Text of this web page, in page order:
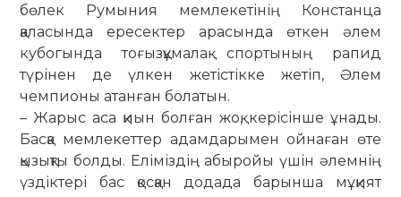
бөлек Румыния мемлекетінің Констанца
қаласында ересектер арасында өткен әлем
кубогында тоғызқұмалақ спортының рапид
түрінен де үлкен жетістікке жетіп, Әлем
чемпионы атанған болатын.
– Жарыс аса қиын болған жоқ, керісінше ұнады.
Басқа мемлекеттер адамдарымен ойнаған өте
қызықты болды. Еліміздің абыройы үшін әлемнің
үздіктері бас қосқан додада барынша мұқият